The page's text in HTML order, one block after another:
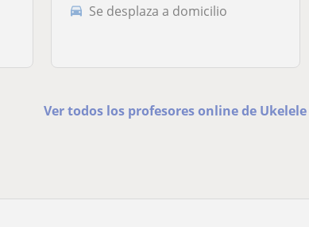
Se desplaza a domicilio
Ver todos los profesores online de Ukelele